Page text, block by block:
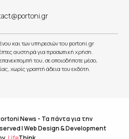
και των υπηρεσιών του portoni.gr
αυστηρά για προσωπική χρήση.
του, σε οποιοδήποτε μέσο,
χωρίς γραπτή άδεια του εκδότη.
News - Τα πάντα για την
|Web Design & Development